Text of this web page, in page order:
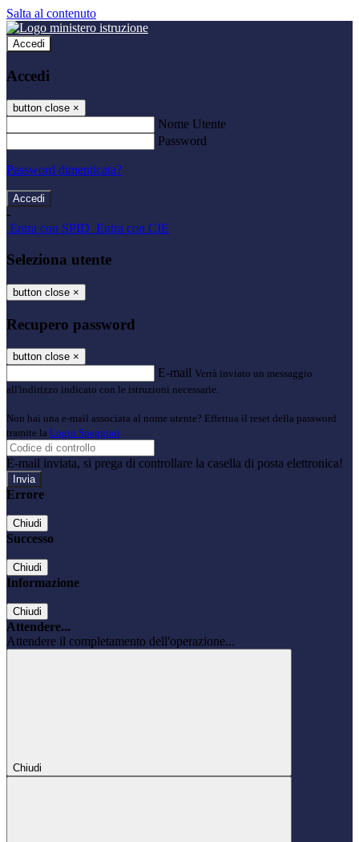
Salta al contenuto
Accedi
Accedi
button close ×
Nome Utente
Password
Password dimenticata?
-
Entra con SPID Entra con CIE
Seleziona utente
button close ×
Recupero password
button close ×
E-mail Verrà inviato un messaggio
all'indirizzo indicato con le istruzioni necessarie.
Non hai una e-mail associata al nome utente? Effettua il reset della password
tramite la Login Spaggiari
E-mail inviata, si prega di controllare la casella di posta elettronica!
Errore
Chiudi
Successo
Chiudi
Informazione
Chiudi
Attendere...
Attendere il completamento dell'operazione...
Chiudi